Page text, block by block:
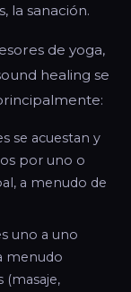
la sanación.
de yoga,
healing se
se acuestan y
por uno o
a menudo de
uno a uno
menudo
(masaje,